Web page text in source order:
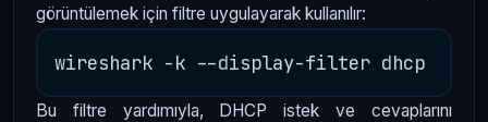
görüntülemek için filtre uygulayarak kullanılır:
Bu filtre yardımıyla, DHCP istek ve cevaplarını